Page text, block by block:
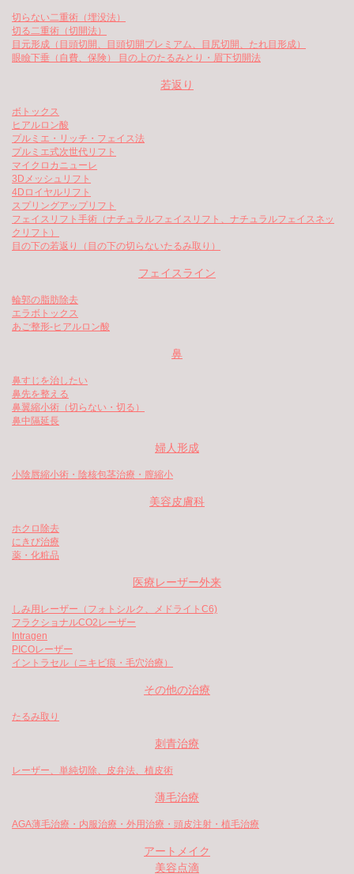
切らない二重術（埋没法）
切る二重術（切開法）
目元形成（目頭切開、目頭切開プレミアム、目尻切開、たれ目形成）
眼瞼下垂（自費、保険） 目の上のたるみとり・眉下切開法
若返り
ボトックス
ヒアルロン酸
プルミエ・リッチ・フェイス法
プルミエ式次世代リフト
マイクロカニューレ
3Dメッシュリフト
4Dロイヤルリフト
スプリングアップリフト
フェイスリフト手術（ナチュラルフェイスリフト、ナチュラルフェイスネッ
クリフト）
目の下の若返り（目の下の切らないたるみ取り）
フェイスライン
輪郭の脂肪除去
エラボトックス
あご整形-ヒアルロン酸
鼻
鼻すじを治したい
鼻先を整える
鼻翼縮小術（切らない・切る）
鼻中隔延長
婦人形成
小陰唇縮小術・陰核包茎治療・膣縮小
美容皮膚科
ホクロ除去
にきび治療
薬・化粧品
医療レーザー外来
しみ用レーザー（フォトシルク、メドライトC6)
フラクショナルCO2レーザー
Intragen
PICOレーザー
イントラセル（ニキビ痕・毛穴治療）
その他の治療
たるみ取り
刺青治療
レーザー、単純切除、皮弁法、植皮術
薄毛治療
AGA薄毛治療・内服治療・外用治療・頭皮注射・植毛治療
アートメイク
美容点滴